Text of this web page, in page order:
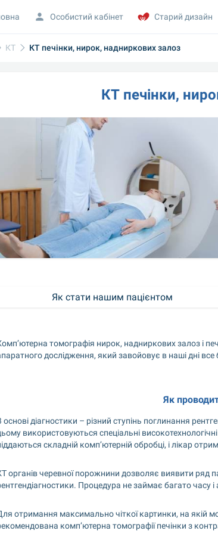
КТ КТ печінки, нирок, надниркових залоз
КТ печінки,
Як стати нашим пацієнтом
томографія нирок, надниркових залоз і
дослідження, який завойовує в наші дні все
Як
основі діагностики – різний ступінь поглинання
використовуються спеціальні
складній комп’ютерній обробці, і лікар
органів черевної порожнини дозволяє виявити ряд
Процедура не займає багато часу
отримання максимально чіткої картинки, на якій
комп’ютерна томографії печінки з
Особистий кабінет Старий дизайн